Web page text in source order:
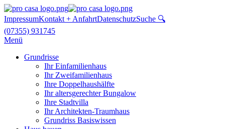
ImpressumKontakt + AnfahrtDatenschutzSuche 🔍
(07355) 931745
Menü
Grundrisse
Ihr Einfamilienhaus
Ihr Zweifamilienhaus
Ihre Doppelhaushälfte
Ihr altersgerechter Bungalow
Ihre Stadtvilla
Ihr Architekten-Traumhaus
Grundriss Basiswissen